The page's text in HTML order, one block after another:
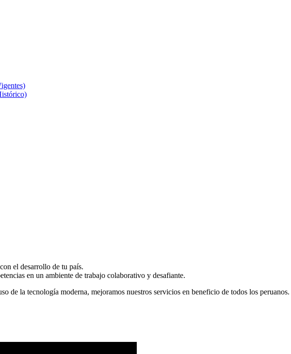
el desarrollo de tu país.
en un ambiente de trabajo colaborativo y desafiante.
de la tecnología moderna, mejoramos nuestros servicios en beneficio de todos los peruanos.